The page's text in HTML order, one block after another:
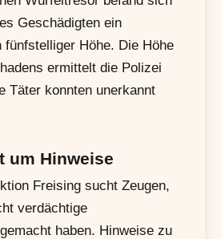
Geschädigten ein
fünfstelliger Höhe. Die Höhe
ermittelt die Polizei
Täter konnten unerkannt
um Hinweise
Freising sucht Zeugen,
verdächtige
haben. Hinweise zu